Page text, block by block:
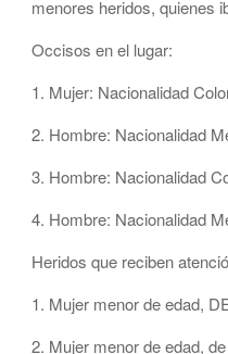
menores heridos, quienes
Occisos en el lugar:
1. Mujer: Nacionalidad
2. Hombre: Nacionalidad
3. Hombre: Nacionalidad
4. Hombre: Nacionalidad
Heridos que reciben
1. Mujer menor de edad,
2. Mujer menor de edad,